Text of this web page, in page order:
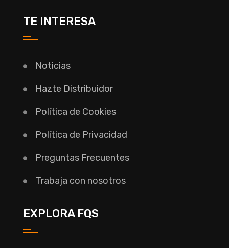
TE INTERESA
Noticias
Hazte Distribuidor
Política de Cookies
Política de Privacidad
Preguntas Frecuentes
Trabaja con nosotros
EXPLORA FQS